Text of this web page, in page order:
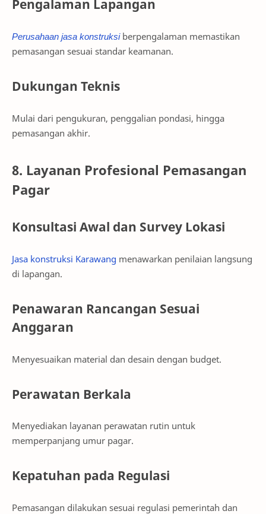
Pengalaman Lapangan
Perusahaan jasa konstruksiberpengalaman memastikan
pemasangan sesuai standar keamanan.
Dukungan Teknis
Mulai dari pengukuran, penggalian pondasi, hingga
pemasangan akhir.
8. Layanan Profesional Pemasangan
Pagar
Konsultasi Awal dan Survey Lokasi
Jasa konstruksi Karawang menawarkan penilaian langsung
di lapangan.
Penawaran Rancangan Sesuai
Anggaran
Menyesuaikan material dan desain dengan budget.
Perawatan Berkala
Menyediakan layanan perawatan rutin untuk
memperpanjang umur pagar.
Kepatuhan pada Regulasi
Pemasangan dilakukan sesuai regulasi pemerintah dan